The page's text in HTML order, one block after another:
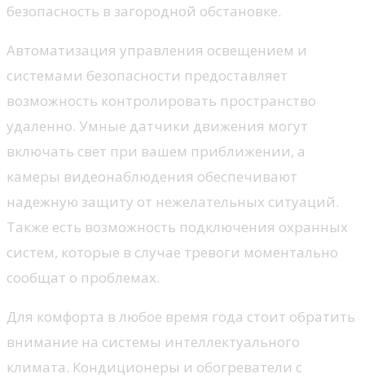
безопасность в загородной обстановке.
Автоматизация управления освещением и
системами безопасности предоставляет
возможность контролировать пространство
удаленно. Умные датчики движения могут
включать свет при вашем приближении, а
камеры видеонаблюдения обеспечивают
надежную защиту от нежелательных ситуаций.
Также есть возможность подключения охранных
систем, которые в случае тревоги моментально
сообщат о проблемах.
Для комфорта в любое время года стоит обратить
внимание на системы интеллектуального
климата. Кондиционеры и обогреватели с